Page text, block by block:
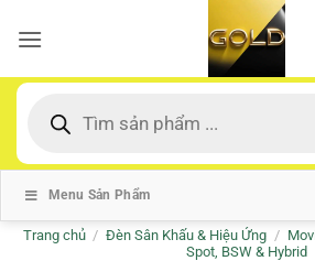
qua
dung
kiếm
Menu Sản Phẩm
Trang chủ / Đèn Sân Khấu & Hiệu Ứng /
Spot, BSW & Hybrid